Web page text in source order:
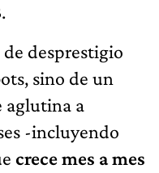
desprestigio
sino de un
aglutina a
-incluyendo
crece mes a mes